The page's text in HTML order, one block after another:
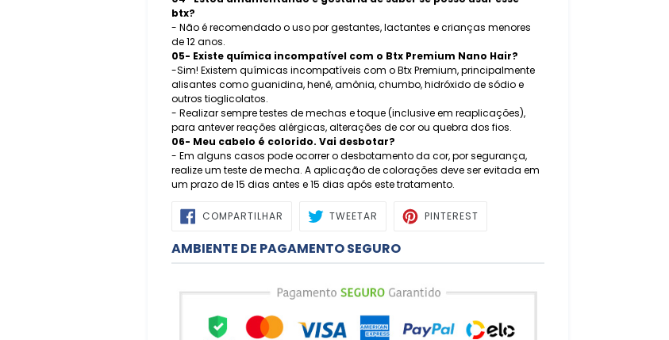
btx?
- Não é recomendado o uso por gestantes, lactantes e crianças menores
de 12 anos.
05- Existe química incompatível com o Btx Premium Nano Hair?
-Sim! Existem químicas incompatíveis com o Btx Premium, principalmente
alisantes como guanidina, henê, amônia, chumbo, hidróxido de sódio e
outros tioglicolatos.
- Realizar sempre testes de mechas e toque (inclusive em reaplicações),
para antever reações alérgicas, alterações de cor ou quebra dos fios.
06- Meu cabelo é colorido. Vai desbotar?
- Em alguns casos pode ocorrer o desbotamento da cor, por segurança,
realize um teste de mecha. A aplicação de colorações deve ser evitada em
um prazo de 15 dias antes e 15 dias após este tratamento.
COMPARTILHAR COMPARTILHAR
TWEETAR TWEETARPINTERESTPIN
AMBIENTE DE PAGAMENTO SEGURO